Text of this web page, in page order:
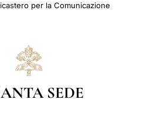
per la Comunicazione
SEDE